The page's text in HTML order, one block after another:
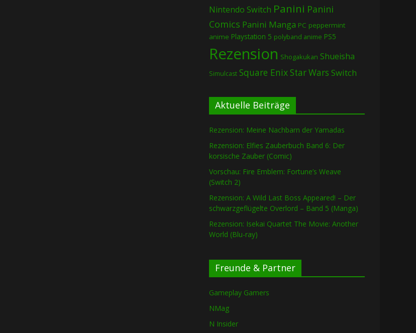
Nintendo Switch Panini Panini
Comics Panini Manga PC peppermint
anime Playstation 5 polyband anime PS5
Rezension Shogakukan Shueisha
Simulcast Square EnixStar Wars Switch
Aktuelle Beiträge
Rezension: Meine Nachbarn der Yamadas
Rezension: Elfies Zauberbuch Band 6: Der
korsische Zauber (Comic)
Vorschau: Fire Emblem: Fortune’s Weave
(Switch 2)
Rezension: A Wild Last Boss Appeared! – Der
schwarzgeflügelte Overlord – Band 5 (Manga)
Rezension: Isekai Quartet The Movie: Another
World (Blu-ray)
Freunde & Partner
Gameplay Gamers
NMag
N Insider